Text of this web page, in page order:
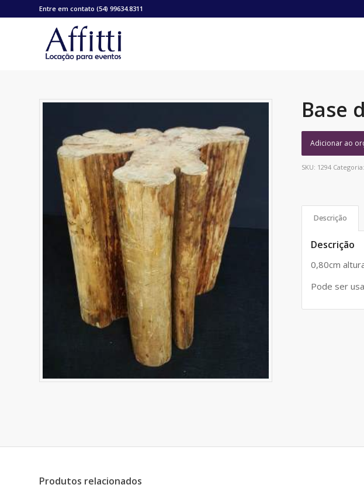
Entre em contato (54) 99634.8311
Base
Adicionar ao
SKU: 1294 Categoria:
Descrição
Descrição
0,80cm
Pode ser
Produtos relacionados